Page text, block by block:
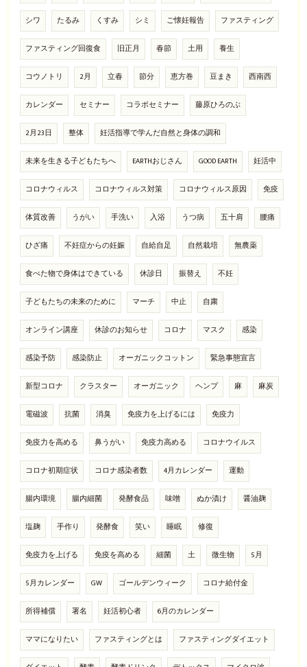
シワ たるみ くすみ シミ ご懐妊報告 ファスティング
ファスティング回復食 旧正月 春節 土用 養生
コウノトリ 2月 立春 節分 恵方巻 豆まき 西南西
カレンダー セミナー コラボセミナー 藤原ひろのぶ
2月23日 整体 妊活指導で学んだ自然と身体の調和
未来を生きる子どもたちへ EARTHおじさん GOOD EARTH 妊活中
コロナウィルス コロナウィルス対策 コロナウィルス原因 免疫
体質改善 うがい 手洗い 入浴 うつ病 五十肩 腰痛
ひざ痛 不妊症からの妊娠 自給自足 自然栽培 無農薬
食べた物で身体はできている 休診日 振替え 不妊
子どもたちの未来のために マーチ 中止 自粛
オンライン講座 休診のお知らせ コロナ マスク 感染
感染予防 感染防止 オーガニックコットン 緊急事態宣言
新型コロナ クラスター オーガニック ヘンプ 麻 麻炭
電磁波 抗菌 消臭 免疫力を上げるには 免疫力
免疫力を高める 鼻うがい 免疫力高める コロナウイルス
コロナ初期症状 コロナ感染者数 4月カレンダー 運動
腸内環境 腸内細菌 発酵食品 味噌 ぬか漬け 醤油麹
塩麹 手作り 発酵食 笑い 睡眠 修復
免疫力を上げる 免疫を高める 細菌 土 微生物 5月
5月カレンダー GW ゴールデンウィーク コロナ給付金
所得補償 署名 妊活初心者 6月のカレンダー
ママになりたい ファスティングとは ファスティングダイエット